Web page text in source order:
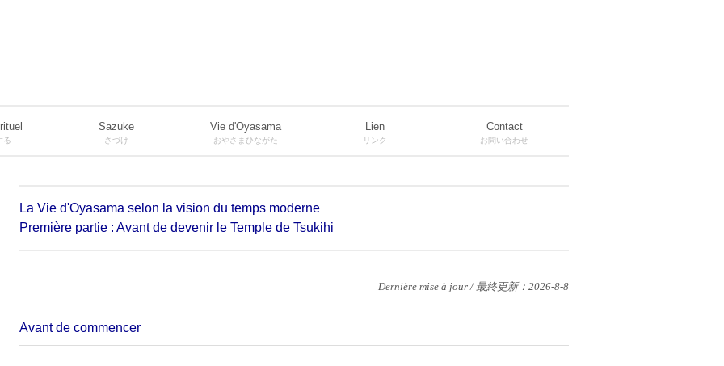
る
Sazuke
さづけ
Vie d'Oyasama
おやさまひながた
Lien
リンク
Contact
お問い合わせ
La Vie d'Oyasama selon la vision du temps moderne
Première partie : Avant de devenir le Temple de Tsukihi
Dernière mise à jour / 最終更新：2026-8-8
Avant de commencer